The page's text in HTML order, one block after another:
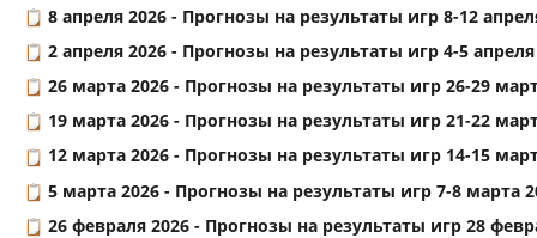
8 апреля 2026 - Прогнозы на результаты игр 8-12
2 апреля 2026 - Прогнозы на результаты игр 4-5 апреля
26 марта 2026 - Прогнозы на результаты игр 26-29
19 марта 2026 - Прогнозы на результаты игр 21-22
12 марта 2026 - Прогнозы на результаты игр 14-15
5 марта 2026 - Прогнозы на результаты игр 7-8 марта
26 февраля 2026 - Прогнозы на результаты игр 28